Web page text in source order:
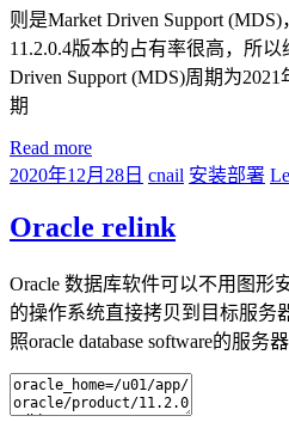
则是Market Driven Support
11.2.0.4版本的占有率很高，所
Driven Support (MDS)周期为
期
Read more
2020年12月28日 cnail 安装部署
Oracle relink
Oracle 数据库软件可以不用图形
的操作系统直接拷贝到目标服务
照oracle database software的服务器